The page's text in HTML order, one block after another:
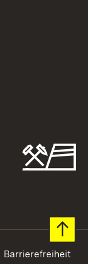
Barrierefreiheit